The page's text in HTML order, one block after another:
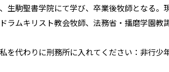
生駒聖書学院にて学び、卒業後牧師となる
ラムキリスト教会牧師、法務省・播磨学園
を代わりに刑務所に入れてください：非行少